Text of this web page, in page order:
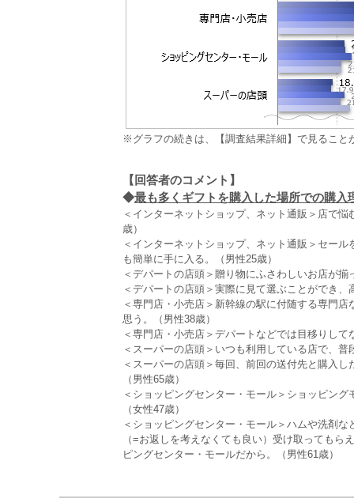
※グラフの続きは、【調査結果詳細】で見ること
【回答者のコメント】
◆最も多くギフトを購入した場所での購入
＜インターネットショップ、ネット通販＞店で
歳）
＜インターネットショップ、ネット通販＞セー
も簡単に手に入る。（男性25歳）
＜デパートの店頭＞贈り物にふさわしいお店が
＜デパートの店頭＞実際に見て選ぶことができ
＜専門店・小売店＞新幹線の駅に付随する専門
思う。（男性38歳）
＜専門店・小売店＞デパートなどでは目移りし
＜スーパーの店頭＞いつも利用している店で、
＜スーパーの店頭＞毎回、前回の送付先と購入
（男性65歳）
＜ショッピングセンター・モール＞ショッピン
（女性47歳）
＜ショッピングセンター・モール＞ハムや洗剤
（=お返しを考えなくても良い）受け取っても
ピングセンター・モールだから。（男性61歳）